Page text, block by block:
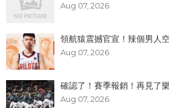
Aug 07, 2026
領航猿震撼官宣！辣個男人
Aug 07, 2026
確認了！賽季報銷！再見了
Aug 07, 2026